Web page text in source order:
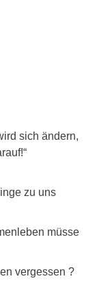
sich ändern,
zu uns
müsse
vergessen ?